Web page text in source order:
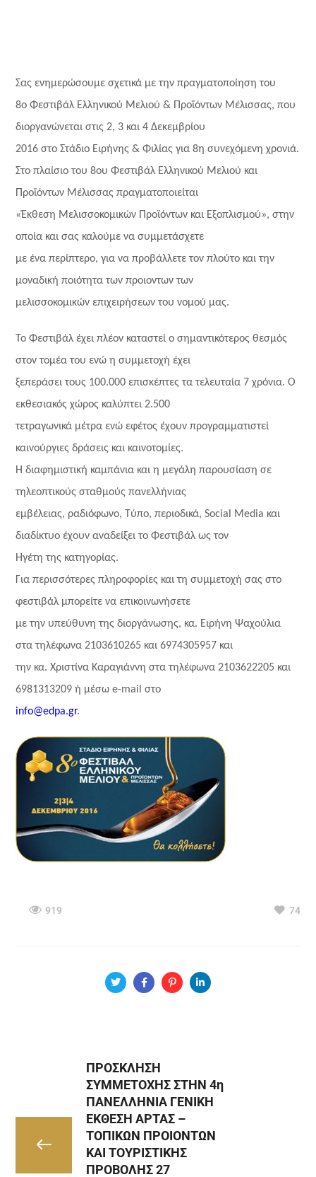
Σας ενημερώσουμε σχετικά με την πραγματοποίηση του
8ο Φεστιβάλ Ελληνικού Μελιού & Προϊόντων Μέλισσας, που
διοργανώνεται στις 2, 3 και 4 Δεκεμβρίου
2016 στο Στάδιο Ειρήνης & Φιλίας για 8η συνεχόμενη χρονιά.
Στο πλαίσιο του 8ου Φεστιβάλ Ελληνικού Μελιού και
Προϊόντων Μέλισσας πραγματοποιείται
«Έκθεση Μελισσοκομικών Προϊόντων και Εξοπλισμού», στην
οποία και σας καλούμε να συμμετάσχετε
με ένα περίπτερο, για να προβάλλετε τον πλούτο και την
μοναδική ποιότητα των προιοντων των
μελισσοκομικών επιχειρήσεων του νομού μας.
Το Φεστιβάλ έχει πλέον καταστεί ο σημαντικότερος θεσμός
στον τομέα του ενώ η συμμετοχή έχει
ξεπεράσει τους 100.000 επισκέπτες τα τελευταία 7 χρόνια. Ο
εκθεσιακός χώρος καλύπτει 2.500
τετραγωνικά μέτρα ενώ εφέτος έχουν προγραμματιστεί
καινούργιες δράσεις και καινοτομίες.
Η διαφημιστική καμπάνια και η μεγάλη παρουσίαση σε
τηλεοπτικούς σταθμούς πανελλήνιας
εμβέλειας, ραδιόφωνο, Τύπο, περιοδικά, Social Media και
διαδίκτυο έχουν αναδείξει το Φεστιβάλ ως τον
Ηγέτη της κατηγορίας.
Για περισσότερες πληροφορίες και τη συμμετοχή σας στο
φεστιβάλ μπορείτε να επικοινωνήσετε
με την υπεύθυνη της διοργάνωσης, κα. Ειρήνη Ψαχούλια
στα τηλέφωνα 2103610265 και 6974305957 και
την κα. Χριστίνα Καραγιάννη στα τηλέφωνα 2103622205 και
6981313209 ή μέσω e-mail στο
info@edpa.gr.
919 74
ΠΡΟΣΚΛΗΣΗ
ΣΥΜΜΕΤΟΧΗΣ ΣTHΝ 4η
ΠΑΝΕΛΛΗΝΙΑ ΓΕΝΙΚΗ
ΕΚΘΕΣΗ ΑΡΤΑΣ –
ΤΟΠΙΚΩΝ ΠΡΟΙΟΝΤΩΝ
ΚΑΙ ΤΟΥΡΙΣΤΙΚΗΣ
ΠΡΟΒΟΛΗΣ 27